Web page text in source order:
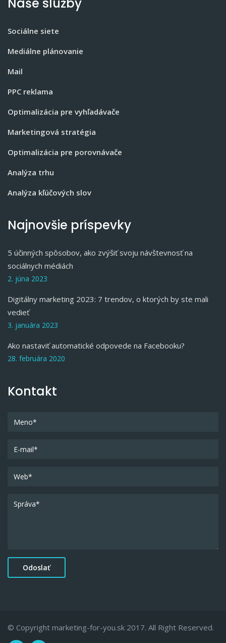
Sociálne siete
Mediálne plánovanie
Mail
PPC reklama
Optimalizácia pre vyhľadávače
Marketingová stratégia
Optimalizácia pre porovnávače
Analýza trhu
Analýza kľúčových slov
Najnovšie príspevky
5 účinných spôsobov, ako zvýšiť svoju návštevnosť na
sociálnych médiách
2. júna 2023
Digitálny marketing 2023: 7 trendov, o ktorých by ste mali
vedieť
3. januára 2023
Ako nastaviť automatické odpovede na Facebooku?
28. februára 2020
Kontakt
© Copyright marketing-for-you.sk 2017. All Right Reserved.